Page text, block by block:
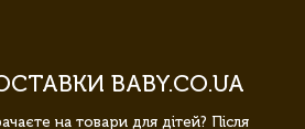
BABY.CO.UA
на товари для дітей? Після